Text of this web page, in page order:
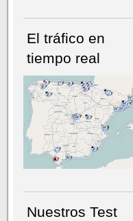
NÚMERO ACTUALHEMEROTECA
El tráfico en
tiempo real
Nuestros Test